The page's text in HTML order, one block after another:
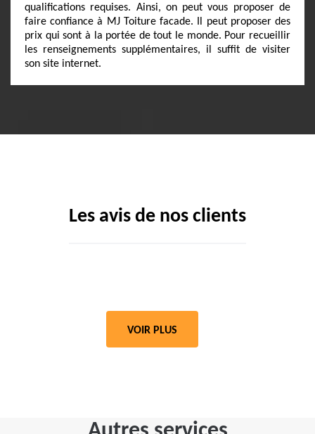
qualifications requises. Ainsi, on peut vous proposer de
faire confiance à MJ Toiture facade. Il peut proposer des
prix qui sont à la portée de tout le monde. Pour recueillir
les renseignements supplémentaires, il suffit de visiter
son site internet.
Les avis de nos clients
VOIR PLUS